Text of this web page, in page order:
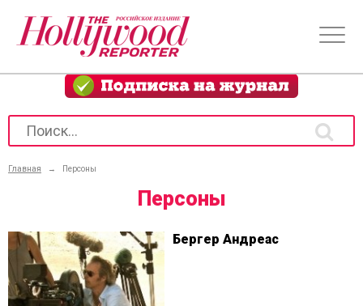
Главная → Персоны
Персоны
Бергер Андреас